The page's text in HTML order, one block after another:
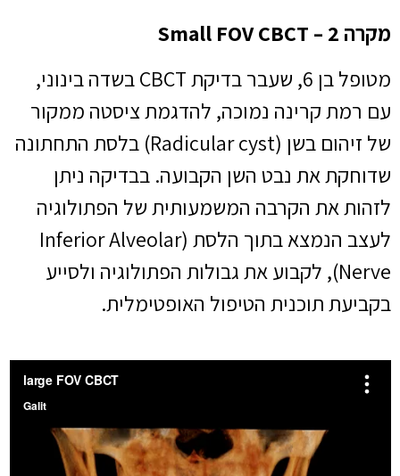
מקרה 2 – Small FOV CBCT
מטופל בן 6, שעבר בדיקת CBCT בשדה בינוני,
עם רמת קרינה נמוכה, להדגמת ציסטה ממקור
של זיהום בשן (Radicular cyst) בלסת התחתונה
שדוחקת את נבט השן הקבועה. בבדיקה ניתן
לזהות את הקרבה המשמעותית של הפתולוגיה
לעצב הנמצא בתוך הלסת (Inferior Alveolar
Nerve), לקבוע את גבולות הפתולוגיה ולסייע
בקביעת תוכנית הטיפול האופטימלית.